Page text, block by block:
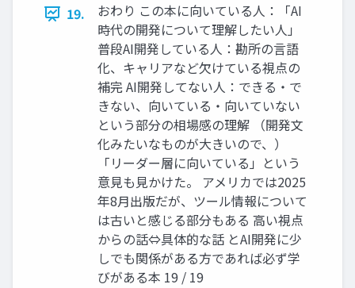
19.
おわり この本に向いている人：「AI
時代の開発について理解したい人」
普段AI開発している人：勘所の言語
化、キャリアなど欠けている視点の
補完 AI開発してない人：できる・で
きない、向いている・向いていない
という部分の相場感の理解 （開発文
化みたいなものが大きいので、）
「リーダー層に向いている」という
意見も見かけた。 アメリカでは2025
年8月出版だが、ツール情報について
は古いと感じる部分もある 高い視点
からの話⇔具体的な話 とAI開発に少
しでも関係がある方であれば必ず学
びがある本 19 / 19